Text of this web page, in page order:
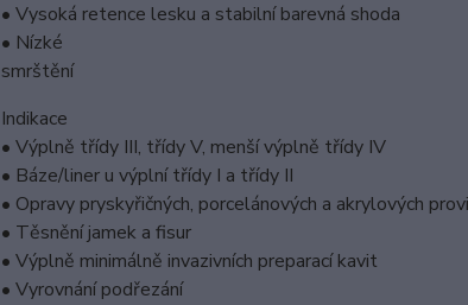
• Vysoká retence lesku a stabilní barevná shoda
• Nízké
smrštění
Indikace
• Výplně třídy III, třídy V, menší výplně třídy IV
• Báze/liner u výplní třídy I a třídy II
• Opravy pryskyřičných, porcelánových a akrylových
• Těsnění jamek a fisur
• Výplně minimálně invazivních preparací kavit
• Vyrovnání podřezání